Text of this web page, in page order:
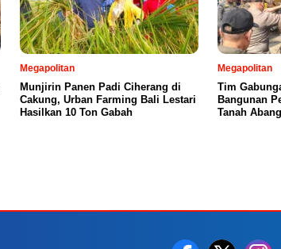
Megapolitan
Munjirin Panen Padi Ciherang di
Cakung, Urban Farming Bali Lestari
Hasilkan 10 Ton Gabah
Megapolitan
Tim
Bangunan
Tanah Abang